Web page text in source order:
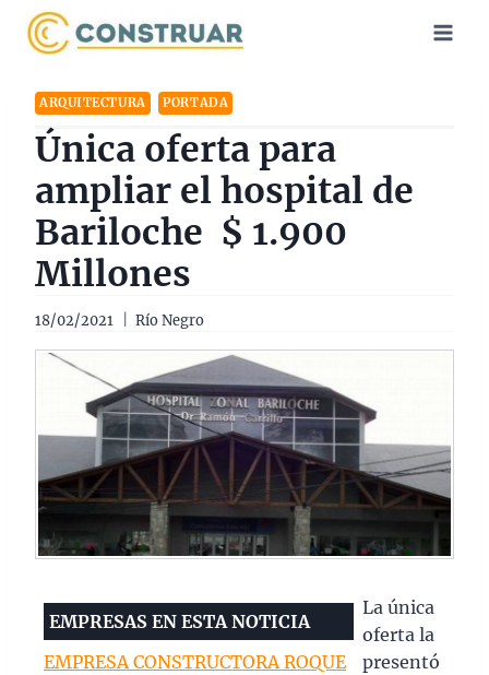
Saltar
ARQUITECTURA PORTADA
Única oferta para
ampliar el hospital de
Bariloche $ 1.900
Millones
18/02/2021 Río Negro
EMPRESAS EN ESTA NOTICIA
EMPRESA CONSTRUCTORA ROQUE
La única
oferta la
presentó